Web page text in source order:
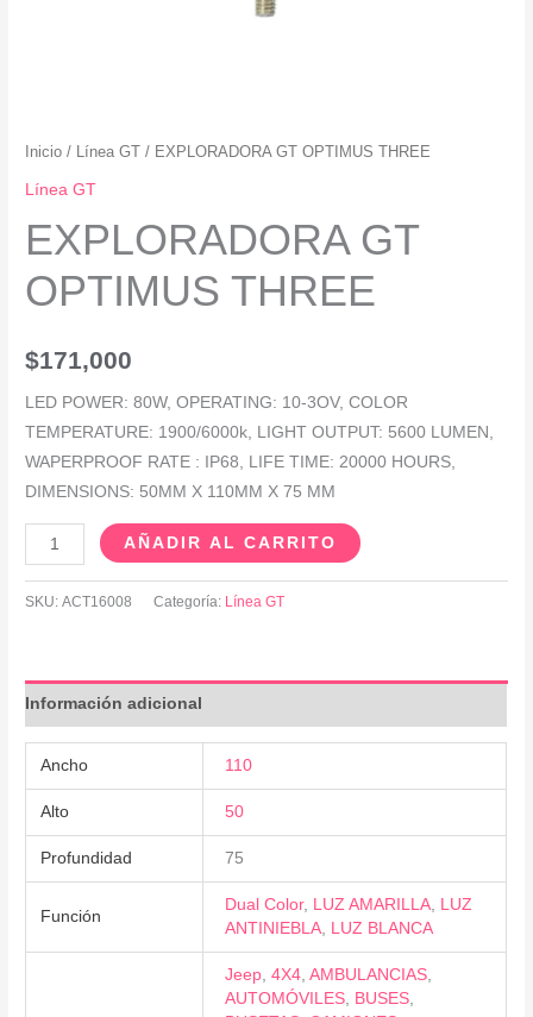
Inicio / Línea GT / EXPLORADORA GT OPTIMUS THREE
Línea GT
EXPLORADORA GT
OPTIMUS THREE
$171,000
LED POWER: 80W, OPERATING: 10-3OV, COLOR
TEMPERATURE: 1900/6000k, LIGHT OUTPUT: 5600 LUMEN,
WAPERPROOF RATE : IP68, LIFE TIME: 20000 HOURS,
DIMENSIONS: 50MM X 110MM X 75 MM
AÑADIR AL CARRITO
SKU:ACT16008 Categoría: Línea GT
Información adicional
Ancho 110
Alto 50
Profundidad 75
Función
Dual Color, LUZ AMARILLA, LUZ
ANTINIEBLA, LUZ BLANCA
Jeep,4X4,AMBULANCIAS,
AUTOMÓVILES, BUSES,